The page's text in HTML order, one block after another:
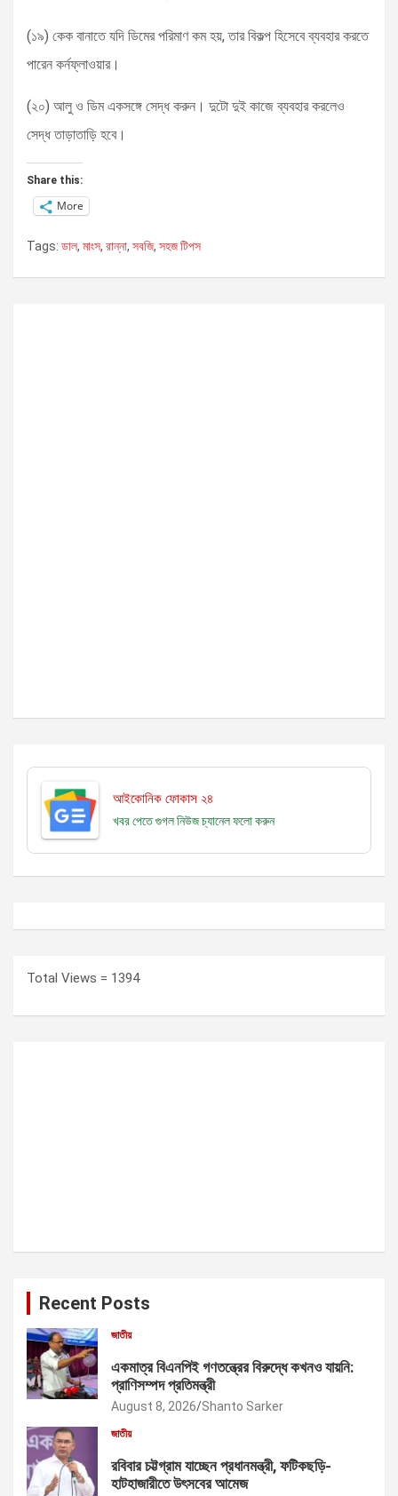
(১৯) কেক বানাতে যদি ডিমের পরিমাণ কম হয়, তার বিকল্প হিসেবে ব্যবহার করতে
পারেন কর্নফ্লাওয়ার।
(২০) আলু ও ডিম একসঙ্গে সেদ্ধ করুন। দুটো দুই কাজে ব্যবহার করলেও
সেদ্ধ তাড়াতাড়ি হবে।
Share this:
More
Tags: ডাল, মাংস, রান্না, সবজি, সহজ টিপস
আইকোনিক ফোকাস ২৪
খবর পেতে গুগল নিউজ চ্যানেলফলো করুন
Total Views = 1394
Recent Posts
জাতীয়
একমাত্র বিএনপিই গণতন্ত্রের বিরুদ্ধে কখনও যায়নি:
প্রাণিসম্পদ প্রতিমন্ত্রী
August 8, 2026 Shanto Sarker
জাতীয়
রবিবার চট্টগ্রাম যাচ্ছেন প্রধানমন্ত্রী, ফটিকছড়ি-
হাটহাজারীতে উৎসবের আমেজ